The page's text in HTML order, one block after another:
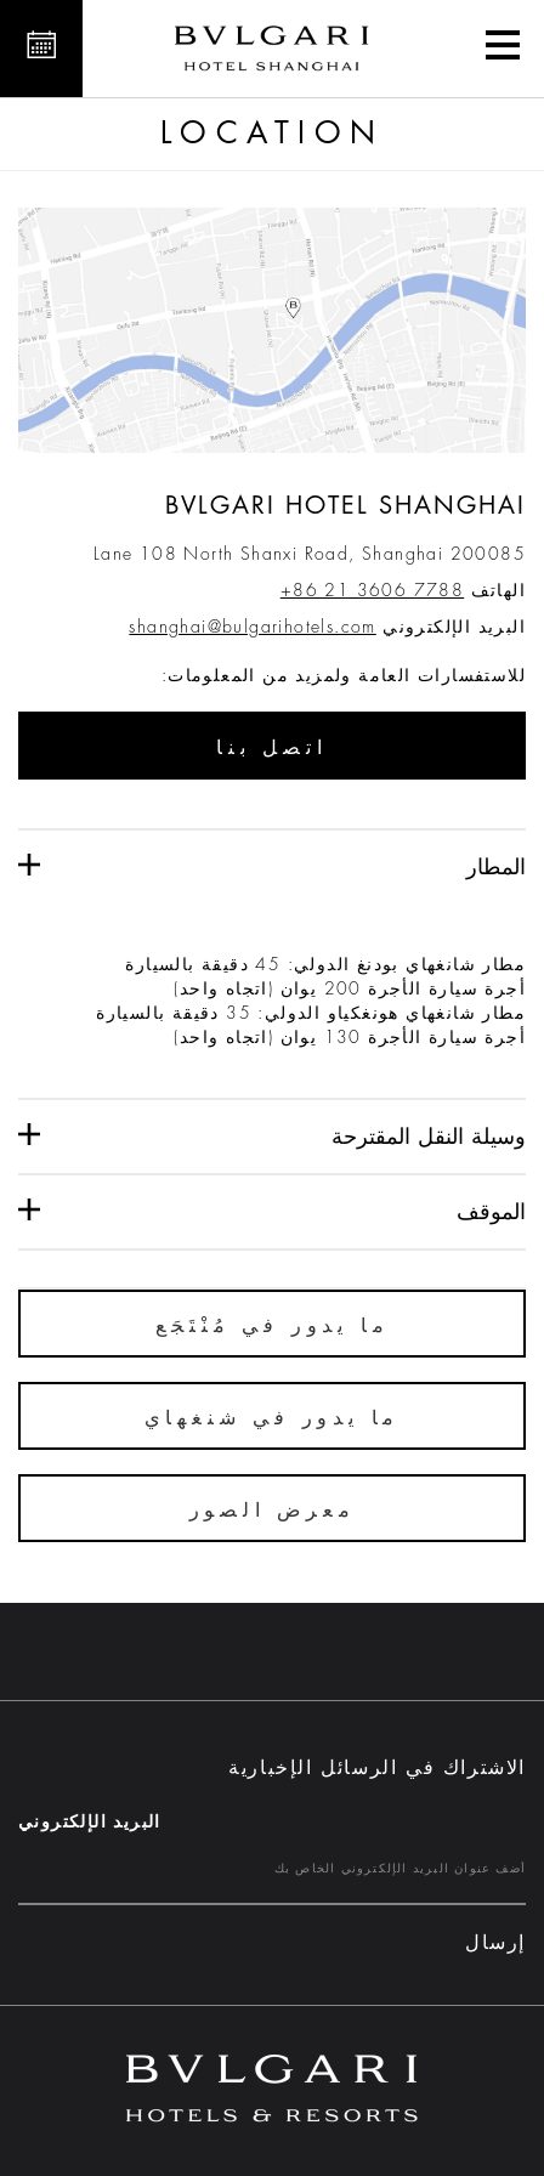
Shanghai, China
LOCATION
BVLGARI HOTEL SHANGHAI
Lane 108 North Shanxi Road, Shanghai 200085
الهاتف +86 21 3606 7788
البريد الإلكتروني shanghai@bulgarihotels.com
للاستفسارات العامة ولمزيد من المعلومات:
اتصل بنا
المطار
مطار شانغهاي بودنغ الدولي: 45 دقيقة بالسيارة
أجرة سيارة الأجرة 200 يوان (اتجاه واحد)
مطار شانغهاي هونغكياو الدولي: 35 دقيقة بالسيارة
أجرة سيارة الأجرة 130 يوان (اتجاه واحد)
وسيلة النقل المقترحة
الموقف
ما يدور في مُنْتَجَع
ما يدور في شنغهاي
معرض الصور
الاشتراك في الرسائل الإخبارية
البريد الإلكتروني
إرسال